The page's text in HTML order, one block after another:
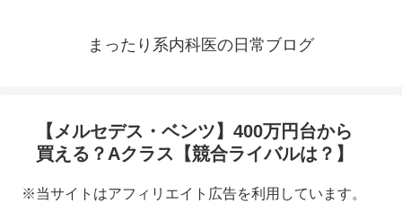
まったり系内科医の日常ブログ
【メルセデス・ベンツ】400万円台から
買える？Aクラス【競合ライバルは？】
※当サイトはアフィリエイト広告を利用しています。